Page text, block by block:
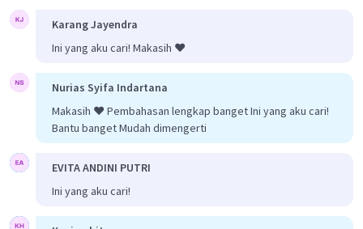
Karang Jayendra
Ini yang aku cari! Makasih ❤️
Nurias Syifa Indartana
Makasih ❤️ Pembahasan lengkap banget Ini yang aku cari!
Bantu banget Mudah dimengerti
EVITA ANDINI PUTRI
Ini yang aku cari!